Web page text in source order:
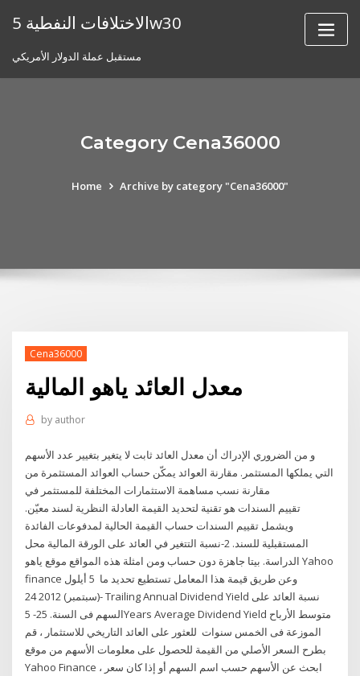
الاختلافات النفطية 5w30
مستقبل عملة الدولار الأمريكي
Category Cena36000
Home Archive by category "Cena36000"
Cena36000
معدل العائد ياهو المالية
by author
و من الضروري الإدراك أن معدل العائد ثابت لا يتغير بتغيير عدد الأسهم
التي يملكها المستثمر. مقارنة العوائد يمكّن حساب العوائد المستثمرة من
مقارنة نسب مساهمة الاستثمارات المختلفة للمستثمر في
تقييم السندات هو تقنية لتحديد القيمة العادلة النظرية لسند معيّن.
ويشمل تقييم السندات حساب القيمة الحالية لمدفوعات الفائدة
المستقبلية للسند. 2-نسبة التتغير في العائد على الورقة المالية محل
الدراسة. بيتا جاهزة دون حساب ومن امثلة هذه المواقع موقع ياهو Yahoo
finance وعن طريق قيمة هذا المعامل تستطيع تحديد ما 5 أيلول
(سبتمبر) 2012 24- Trailing Annual Dividend Yield نسبة العائد على
السهم فى السنة. 25- 5Years Average Dividend Yield متوسط الأرباح
الموزعة فى الخمس سنوات للعثور على العائد التاريخي للاستثمار ، قم
بطرح السعر الأصلي من القيمة للحصول على معلومات الأسهم من موقع
Yahoo Finance ، ابحث عن الأسهم حسب اسم السهم أو إذا كان سعر